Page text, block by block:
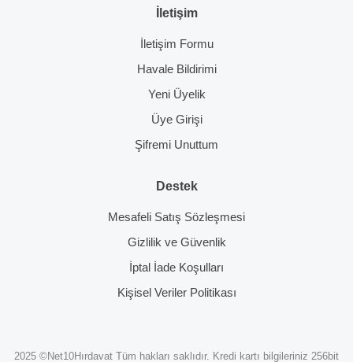
İletişim
İletişim Formu
Havale Bildirimi
Yeni Üyelik
Üye Girişi
Şifremi Unuttum
Destek
Mesafeli Satış Sözleşmesi
Gizlilik ve Güvenlik
İptal İade Koşulları
Kişisel Veriler Politikası
2025 ©Net10Hırdavat Tüm hakları saklıdır. Kredi kartı bilgileriniz 256bit